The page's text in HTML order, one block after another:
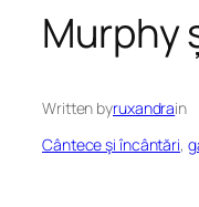
Murphy
Written byruxandrain
Cântece şi încântări,